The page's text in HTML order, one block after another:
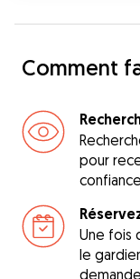
Comment
pour
Une fois
le